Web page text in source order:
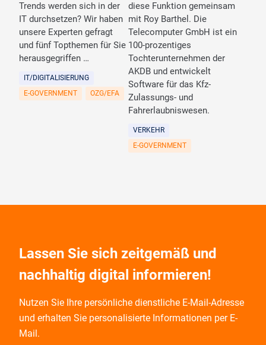
Trends werden sich in der
IT durchsetzen? Wir haben
unsere Experten gefragt
und fünf Topthemen für Sie
herausgegriffen …
IT/DIGITALISIERUNG
E-GOVERNMENT
OZG/EFA
diese Funktion gemeinsam
mit Roy Barthel. Die
Telecomputer GmbH ist ein
100-prozentiges
Tochterunternehmen der
AKDB und entwickelt
Software für das Kfz-
Zulassungs- und
Fahrerlaubniswesen.
VERKEHR
E-GOVERNMENT
Lassen Sie sich zeitgemäß und
nachhaltig digital informieren!
Nutzen Sie Ihre persönliche dienstliche E-Mail-Adresse
und erhalten Sie personalisierte Informationen per E-
Mail.